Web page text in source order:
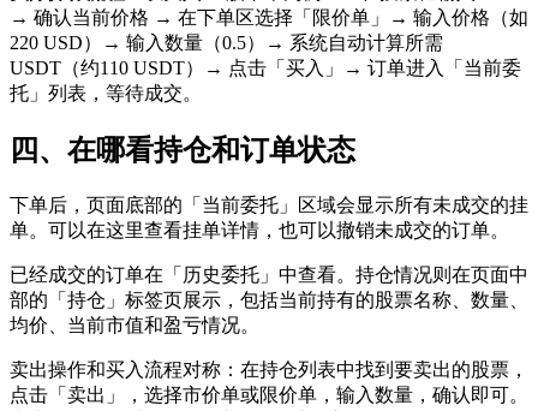
→ 确认当前价格 → 在下单区选择「限价单」→ 输入价格（如
220 USD）→ 输入数量（0.5）→ 系统自动计算所需
USDT（约110 USDT）→ 点击「买入」→ 订单进入「当前委
托」列表，等待成交。
四、在哪看持仓和订单状态
下单后，页面底部的「当前委托」区域会显示所有未成交的挂
单。可以在这里查看挂单详情，也可以撤销未成交的订单。
已经成交的订单在「历史委托」中查看。持仓情况则在页面中
部的「持仓」标签页展示，包括当前持有的股票名称、数量、
均价、当前市值和盈亏情况。
卖出操作和买入流程对称：在持仓列表中找到要卖出的股票，
点击「卖出」，选择市价单或限价单，输入数量，确认即可。